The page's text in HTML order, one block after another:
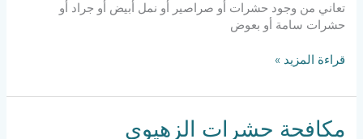
تعاني من وجود حشرات أو صراصير أو نمل أبيض أو جراد أو
حشرات سامة أو بعوض
مكافحة
الاحمدي
قراءة المزيد »
مكافحة حشرات الزهيوي